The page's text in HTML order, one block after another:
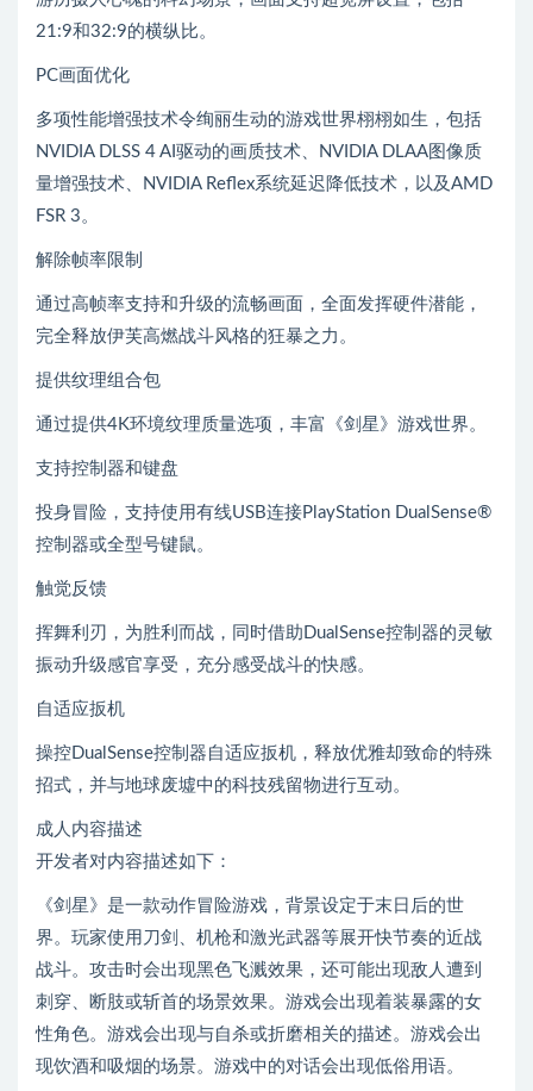
21:9和32:9的横纵比。
PC画面优化
多项性能增强技术令绚丽生动的游戏世界栩栩如生，包括
NVIDIA DLSS 4 AI驱动的画质技术、NVIDIA DLAA图像质
量增强技术、NVIDIA Reflex系统延迟降低技术，以及AMD
FSR 3。
解除帧率限制
通过高帧率支持和升级的流畅画面，全面发挥硬件潜能，
完全释放伊芙高燃战斗风格的狂暴之力。
提供纹理组合包
通过提供4K环境纹理质量选项，丰富《剑星》游戏世界。
支持控制器和键盘
投身冒险，支持使用有线USB连接PlayStation DualSense®
控制器或全型号键鼠。
触觉反馈
挥舞利刃，为胜利而战，同时借助DualSense控制器的灵敏
振动升级感官享受，充分感受战斗的快感。
自适应扳机
操控DualSense控制器自适应扳机，释放优雅却致命的特殊
招式，并与地球废墟中的科技残留物进行互动。
成人内容描述
开发者对内容描述如下：
《剑星》是一款动作冒险游戏，背景设定于末日后的世
界。玩家使用刀剑、机枪和激光武器等展开快节奏的近战
战斗。攻击时会出现黑色飞溅效果，还可能出现敌人遭到
刺穿、断肢或斩首的场景效果。游戏会出现着装暴露的女
性角色。游戏会出现与自杀或折磨相关的描述。游戏会出
现饮酒和吸烟的场景。游戏中的对话会出现低俗用语。